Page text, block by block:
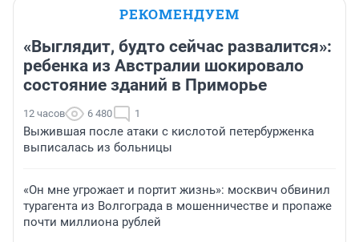
РЕКОМЕНДУЕМ
«Выглядит, будто сейчас развалится»:
ребенка из Австралии шокировало
состояние зданий в Приморье
12 часов 6 480 1
Выжившая после атаки с кислотой петербурженка
выписалась из больницы
«Он мне угрожает и портит жизнь»: москвич обвинил
турагента из Волгограда в мошенничестве и пропаже
почти миллиона рублей